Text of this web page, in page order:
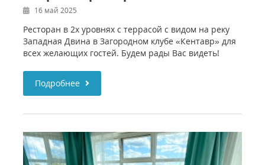
16 май 2025
Ресторан в 2х уровнях с террасой с видом на реку
Западная Двина в Загородном клубе «Кентавр» для
всех желающих гостей. Будем рады Вас видеть!
Подробнее